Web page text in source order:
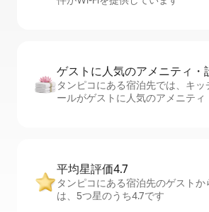
ゲストに人⁠気⁠のア⁠メ⁠ニ⁠テ⁠ィ・
タンピコにある宿泊先では、キ
ールがゲストに人気のアメニティ
平均星評価4.7
タンピコにある宿泊先のゲストか
は、5つ星のうち4.7です